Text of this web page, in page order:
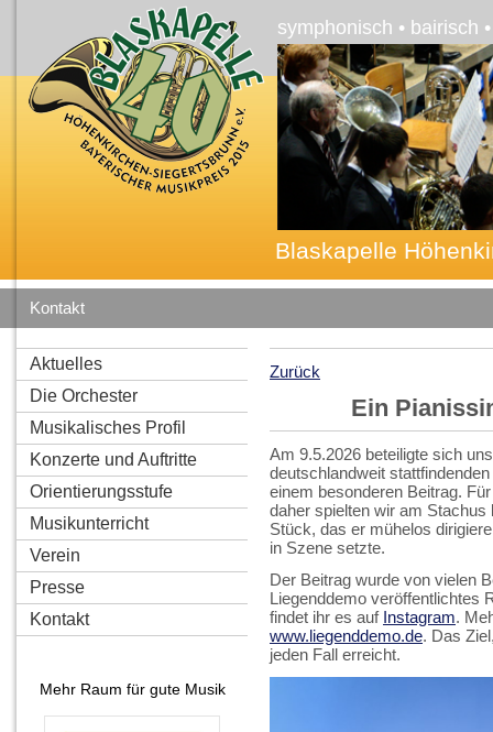
symphonisch • bairisch
Blaskapelle
Kontakt
Aktuelles
Die Orchester
Musikalisches Profil
Konzerte und Auftritte
Orientierungsstufe
Musikunterricht
Verein
Presse
Kontakt
Mehr Raum für gute Musik
Zurück
Ein
Am 9.5.2026 beteiligte sich
deutschlandweit
einem besonderen Beitrag.
daher spielten wir am Stachus
Stück, das er mühelos
in Szene setzte.
Der Beitrag wurde von vielen
Liegenddemo veröffentlichtes
findet ihr es auf Instagram.
www.liegenddemo.de. Das
jeden Fall erreicht.